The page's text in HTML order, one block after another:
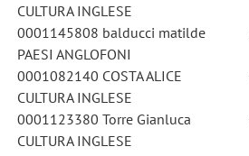
CULTURA INGLESE
0001145808 balducci matilde
PAESI ANGLOFONI
0001082140 COSTA ALICE
CULTURA INGLESE
0001123380 Torre Gianluca
CULTURA INGLESE